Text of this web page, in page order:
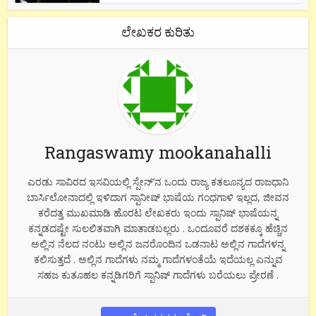
ಲೇಖಕರ ಕುರಿತು
Rangaswamy mookanahalli
ಎರಡು ಸಾವಿರದ ಇಸವಿಯಲ್ಲಿ ಸ್ಪೇನ್’ನ ಒಂದು ರಾಜ್ಯ ಕತಲೂನ್ಯದ ರಾಜಧಾನಿ
ಬಾರ್ಸಿಲೋನಾದಲ್ಲಿ ಇಳಿದಾಗ ಸ್ಪಾನೀಷ್ ಭಾಷೆಯ ಗಂಧಗಾಳಿ ಇಲ್ಲದ, ಜೀವನ
ಕರೆದತ್ತ ಮುಖಮಾಡಿ ಹೊರಟ ಲೇಖಕರು ಇಂದು ಸ್ಪಾನಿಷ್ ಭಾಷೆಯನ್ನ
ಕನ್ನಡದಷ್ಟೇ ಸುಲಲಿತವಾಗಿ ಮಾತಾಡಬಲ್ಲರು . ಒಂದೂವರೆ ದಶಕಕ್ಕೂ ಹೆಚ್ಚಿನ
ಅಲ್ಲಿನ ನೆಲದ ನಂಟು ಅಲ್ಲಿನ ಜನರೊಂದಿನ ಒಡನಾಟ ಅಲ್ಲಿನ ಗಾದೆಗಳನ್ನ
ಕಲಿಸುತ್ತದೆ . ಅಲ್ಲಿನ ಗಾದೆಗಳು ನಮ್ಮ ಗಾದೆಗಳಂತೆಯೆ ಇದೆಯಲ್ಲ ಎನ್ನುವ
ಸಹಜ ಕುತೂಹಲ ಕನ್ನಡಿಗರಿಗೆ ಸ್ಪಾನಿಷ್ ಗಾದೆಗಳು ಬರೆಯಲು ಪ್ರೇರಣೆ .